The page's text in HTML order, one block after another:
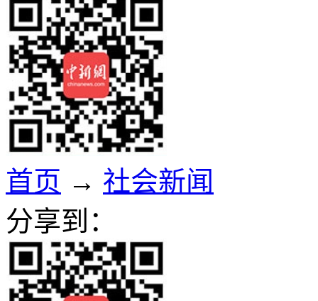
首页 → 社会新闻
分享到：